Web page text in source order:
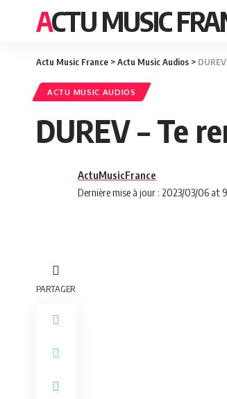
ACTU MUSIC
Actu Music France >Actu Music Audios >
ACTU MUSIC AUDIOS
DUREV – Te
Dernière mise à jour : 2023/03/06 at
ActuMusicFrance
PARTAGER